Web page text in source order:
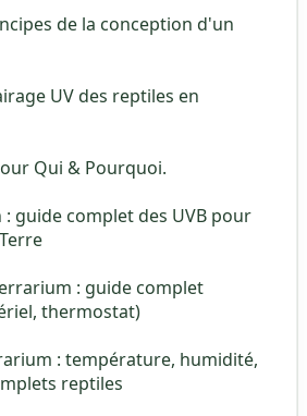
de la conception d'un
UV des reptiles en
Qui & Pourquoi.
: guide complet des UVB pour
: guide complet
thermostat)
: température, humidité,
reptiles